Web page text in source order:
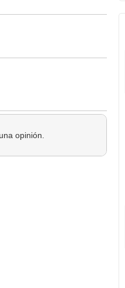
opinión.